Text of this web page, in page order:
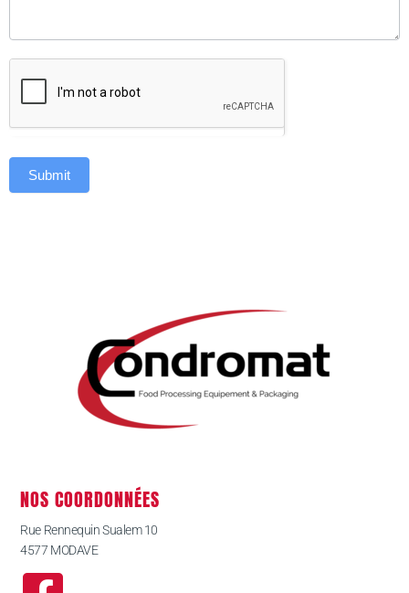
Submit
NOS COORDONNÉES
Rue Rennequin Sualem 10
4577 MODAVE